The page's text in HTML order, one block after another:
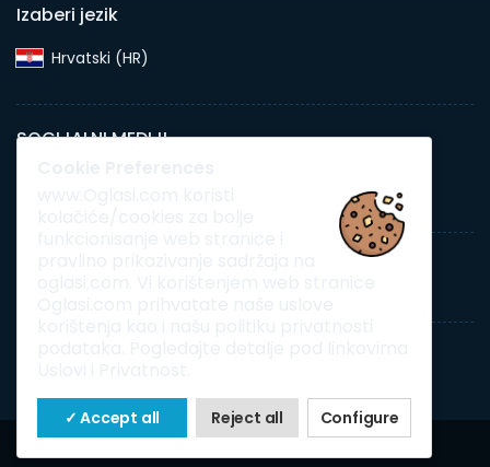
Izaberi jezik
Hrvatski (HR)‎
SOCIJALNI MEDIJI
Preduzeća
✓ Accept all Reject all Configure